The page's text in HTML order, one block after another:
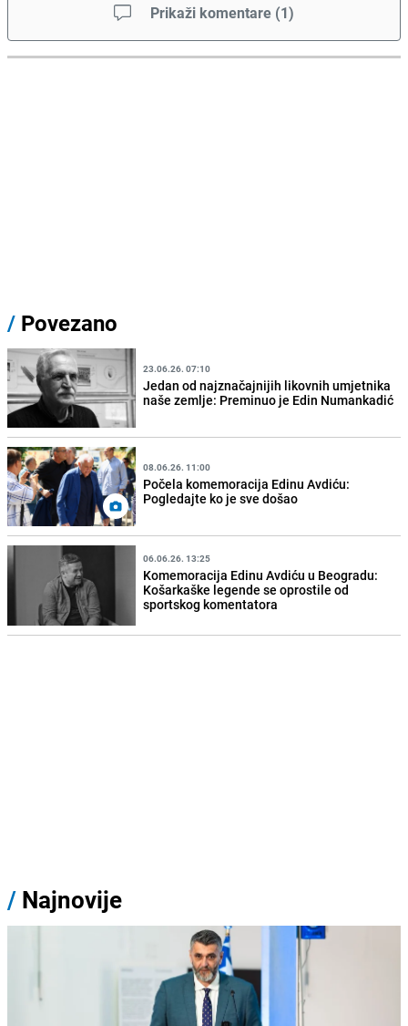
Prikaži komentare (1)
/ Povezano
23.06.26. 07:10
Jedan od najznačajnijih likovnih umjetnika
naše zemlje: Preminuo je Edin Numankadić
08.06.26. 11:00
Počela komemoracija Edinu Avdiću:
Pogledajte ko je sve došao
06.06.26. 13:25
Komemoracija Edinu Avdiću u Beogradu:
Košarkaške legende se oprostile od
sportskog komentatora
/ Najnovije